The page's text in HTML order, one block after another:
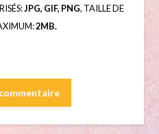
JPG, GIF, PNG, TAILLE DE
2MB.